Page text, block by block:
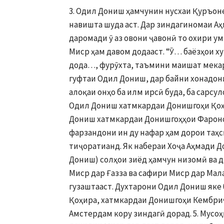
3. Одил Дониш ҳамчунин нусхаи Қуръоне дорад, ки мегӯяд, бо дасти худи Аҳмади Дониш навишта шуда аст. Дар зиндагиномаи Аҳмади До ниш ҳам омадааст, ки яке аз роҳҳои касби даромади ӯ аз овони ҷавонӣ то охири умр хаттотию хушнависӣ буд. Эҳтимолан ин шуғлро дар Миср ҳам давом додааст. “Ӯ… баёзҳои хушхат навишта ва онҳоро бо лавҳу ҷадвали зебо зинат дода…, фурӯхта, таъмини маишат мекардааст” (С. Айнӣ, Ёддоштҳо, қисми 3, саҳ. 284). 4. Ба гуфтаи Одил Дониш, дар байни хонадони Донишҳо дар Миср аҳли илму ҳунар бисёр аст ва алоқаи онҳо ба илм ирсӣ буда, ба сарсулолаи онҳо – Хоҷа Аҳмади Дониш бармегардад. Худи Одил Дониш хатмкардаи Донишгоҳи Қоҳира ва Париж дар соҳаи IBM ва бародараш Шариф Дониш хатмкардаи Донишгоҳҳои Фаронса ва Амрико дар соҳаи техникӣ мебошанд. Ҳамаи фарзандони ин ду нафар ҳам дорои таҳсилоти олӣ дар дохилу хориҷ ва ҷойгоҳи илмию тиҷоратианд. Як набераи Хоҷа Аҳмади Дониш – Рашод Дониш (падари мусоҳиби мо Одил Дониш) солҳои зиёд ҳамчун низомӣ ва дипломат фаъолият намуда, аз ҷумла, фармондори Миср дар Ғазза ва сафири Миср дар Малайзия ва Юнон будааст. Вай соли 1997 аз олам дар гузаштааст. Духтарони Одил Дониш яке бо номи Даля мутахассиси бахши бемориҳои асаб дар Қоҳира, хатмкардаи Донишгоҳи Кембриҷи Британия буда, дигаре бо номи Дина – рассом, дар Амстердам кору зиндагӣ дорад. 5. Мусоҳиби мо санаде аз соли 1931 аз Вазорати корҳои дохилии Миср дар даст дорад, ки тибқи он ба Муҳаммади Дониш – писари Аҳмади Дониш иҷозати гирифтани шаҳрвандии Миср ва ба писари ӯ Рашод Дониш (падари меҳмони мо Одил Дониш) шаҳодатномаи таваллуд дода шудааст. Тавре мебинем, ба писари Аҳмади Дониш Муҳаммад Дониш (1880-1948) танҳо дар соли 1931 аз тарафи ҳукумати Миср санади дарёфти шаҳрвандӣ дода шудааст. То он вақт ба онҳо гуфта мешудааст, ки азбаски падарашон бухороист, бояд барои гирифтани шиноснома аз Бухоро санад дошта бошанд. 6. Медонем, ки Аҳмади Дониш дар забони худ лакнат дошт, ки устод Айнӣ дар ин хусус гуфтааст: “… забони ӯ андак лакнат дошт, ки ҳарфҳои аввали калимаҳоро такрор карда мегуфт” (С. Айнӣ, Ёддоштҳо, қисмҳои 2 ва 3, саҳ. 175 ва саҳ. 284). Ба гуфтаи Одил Дониш, чунин лакнати забон дар бобояшон Муҳаммад низ вуҷуд доштааст. 7. Бародари Одил Дониш Шариф Дониш (с.т. 1946) соли 2019 дар Амрико барои муайян кардани сулолаи авлодиаш озмоиши ДНК супоридааст. Натиҷаи озмоиш 4 дарсад мансубияти мисрӣ ва 20 дарсад мансубияти осиёии ӯро кашф кардааст. 8. Ба гуфтаи Одил Дониш, модарбузургаш, яъне ҳамсари мисрии аллома Аҳмади Дониш то охири умр аз шавҳараш бо номи Хоҷа Аҳмад ёд мекардааст. *** Ба гуфтаҳои Одил Дониш метавонем илова кунем, ки тавре дар зиндагиномаи Аҳмади Дониш омадааст, вай солҳои 1870-1873 «Рисола дар назми тамаддун ва таовун (ҳамкорӣ)»-ро таълиф намуда, ба амири Бухоро Музаффархон пешниҳод кард, ки дар назди аморати Бухоро “Машваратхона” ба монанди парлумон дар кишварҳои аврупоӣ бо ҳузури намояндагони ҳамаи минтақаҳо ва инчунин Девони вазирон иборат аз вазирони ҳар соҳа ташкил карда шавад. Амир Музаффархон ва атрофиёни наздикаш ин ислоҳотро маҳдудкунии салоҳиятҳои амир дониста, рад карданд ва ақидаҳои Аҳмади Донишро мухолифи ҳокимияти амир ва ақидаҳои шариат қаламдод намуданд. Дар идомаи ин хусуматҳо, Музаффархон Аҳмади Донишро соли 1874 пас аз бозгашт аз сафари сеюми Петербург (ки бо супориши амир барои беҳтар кардани робитаҳои харобшуда бо Русияи Подшоҳӣ рафта буд), аз Бухоро дур карда, дар ноҳияҳои дурдаст дар мансаби қозигӣ гузошт. Ҳамин тариқ, Аҳмади Дониш танҳо соли 1885, яъне дар давраи ҳукмронии писари Музаффархон – Абдулаҳадхон ва бо даъвати амири нав дубора ба Бухоро баргашт. Дар ин 11 сол (1874-1885) мо ҳузури ӯро дар дарбори амир намебинем. Ин давра ро муаррихон давраи ба ғазаби амир дучор шудан ва аз Бухоро дур шудани Аҳмади Дониш медонанд. Эҳтимол меравад, ки дар ҳамин давра ӯ ба Миср сафар ва чанд соле иқомат карда бошад. Ин фарзияро нақли абераи Аҳмади Дониш ва соли таваллуди писари Аҳмади Дониш Муҳаммади Дониш (с.1880) низ тақ вият мебахшад. Сабаби дигари дар Миср муддате иқомат кардани Аҳмади Дониш мета вонад он бошад, ки нимаи дуюми асри XIX дар Миср раванди модернизатсия ва навсозӣ босуръат ҷараён дошт: рӯзномаву маҷаллаҳои зиёде чоп мешуданд (зимнан, рӯзномаи форси забони “Ҳаблулматин” тавассути ма орифпарварони эронитабор дар Миср чоп шуда, дар Эрону Афғонистон ва Аморати Бухоро паҳн карда мешуд), инчунин, дар Миср китобҳои муҳим аз забонҳои аврупоӣ ба забони арабӣ тарҷума ва нашр мешуданд, театру